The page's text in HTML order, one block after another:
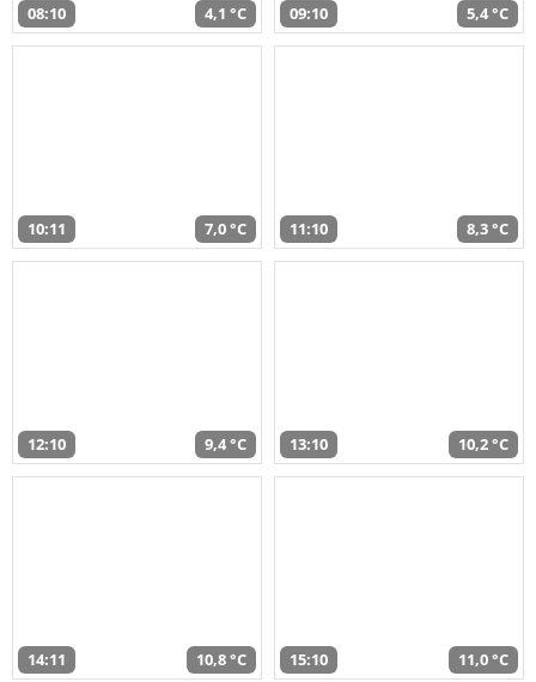
08:10 4,1 °C 09:10 5,4 °C
10:11 7,0 °C 11:10 8,3 °C
12:10 9,4 °C 13:10 10,2 °C
14:11 10,8 °C 15:10 11,0 °C